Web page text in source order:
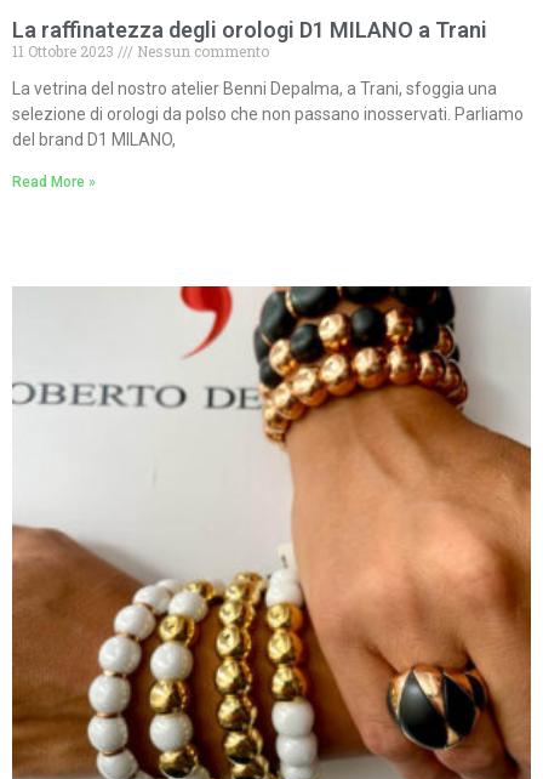
La raffinatezza degli orologi D1 MILANO a Trani
11 Ottobre 2023
Nessun commento
La vetrina del nostro atelier Benni Depalma, a Trani, sfoggia una
selezione di orologi da polso che non passano inosservati. Parliamo
del brand D1 MILANO,
Read More »